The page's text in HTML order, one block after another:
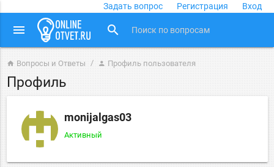
Задать вопрос Регистрация Вход
menu search
home Вопросы и Ответы person Профиль пользователя
Профиль
monijalgas03
Активный